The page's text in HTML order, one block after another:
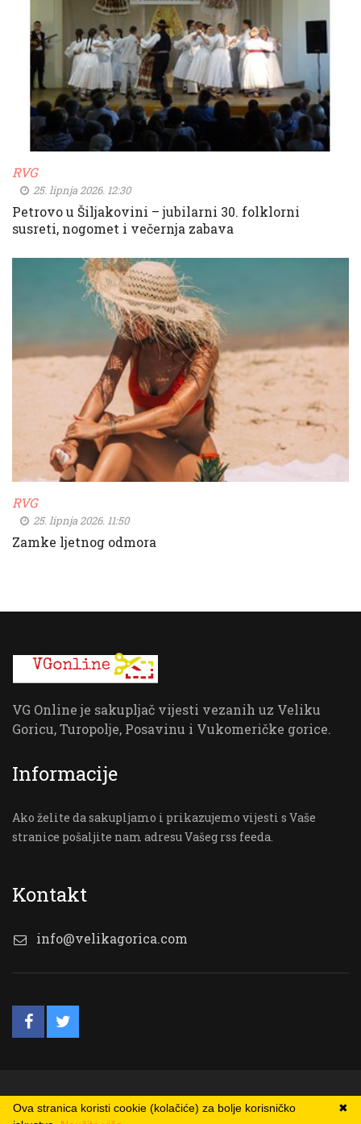
RVG
25. lipnja 2026. 12:30
Petrovo u Šiljakovini – jubilarni 30. folklorni
susreti, nogomet i večernja zabava
RVG
25. lipnja 2026. 11:50
Zamke ljetnog odmora
VG Online je sakupljač vijesti vezanih uz Veliku
Goricu, Turopolje, Posavinu i Vukomeričke gorice.
Informacije
Ako želite da sakupljamo i prikazujemo vijesti s Vaše
stranice pošaljite nam adresu Vašeg rss feeda.
Kontakt
info@velikagorica.com
© VG Online ✖
Ova stranica koristi cookie (kolačiće) za bolje korisničko